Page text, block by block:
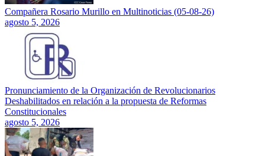
Compañera Rosario Murillo en Multinoticias (05-08-26)
agosto 5, 2026
Pronunciamiento de la Organización de Revolucionarios
Deshabilitados en relación a la propuesta de Reformas
Constitucionales
agosto 5, 2026